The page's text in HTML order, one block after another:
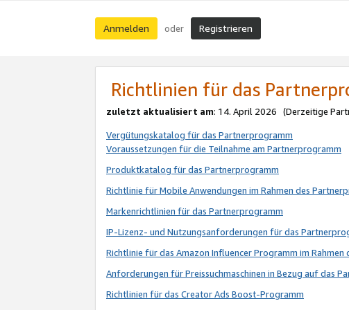
Anmelden oder Registrieren
Richtlinien für das
zuletzt aktualisiert am: 14. April 2026 (Derzeitige
Vergütungskatalog für das Partnerprogramm
Voraussetzungen für die Teilnahme am Partnerprogramm
Produktkatalog für das Partnerprogramm
Richtlinie für Mobile Anwendungen im Rahmen des
Markenrichtlinien für das Partnerprogramm
IP-Lizenz- und Nutzungsanforderungen für das
Richtlinie für das Amazon Influencer Programm im
Anforderungen für Preissuchmaschinen in Bezug auf das
Richtlinien für das Creator Ads Boost-Programm